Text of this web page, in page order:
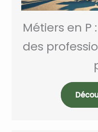
Métiers en
des